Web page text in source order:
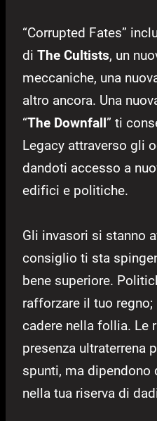
“Corrupted Fates”
di The Cultists, un
meccaniche, una
altro ancora. Una
“The Downfall” ti
Legacy attraverso gli
dandoti accesso a
edifici e politiche.
Gli invasori si stanno
consiglio ti sta
bene superiore.
rafforzare il tuo
cadere nella follia. Le
presenza ultraterrena
spunti, ma dipendono
nella tua riserva di